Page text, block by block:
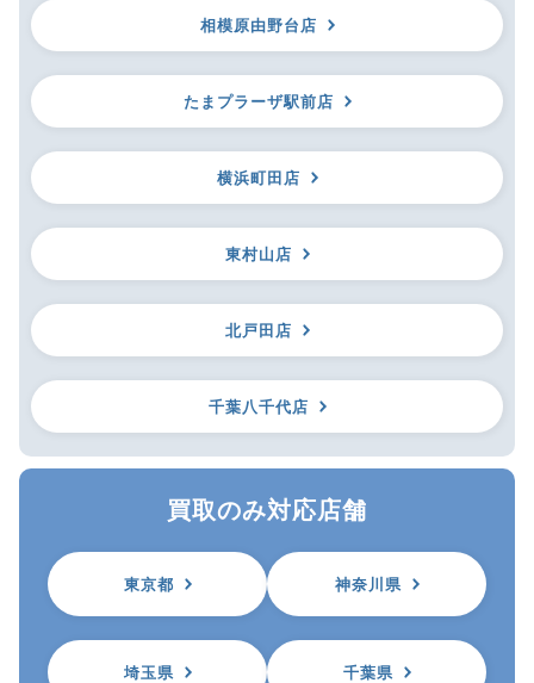
相模原由野台店
たまプラーザ駅前店
横浜町田店
東村山店
北戸田店
千葉八千代店
買取のみ対応店舗
東京都 神奈川県
埼玉県 千葉県